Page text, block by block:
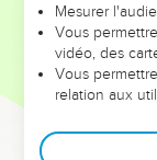
leur foi ou leur
et les saisons
Dans cette
clés pour
Mesurer
Vous
vidéo, des
Vous
relation aux